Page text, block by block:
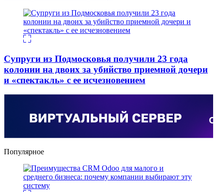
Супруги из Подмосковья получили 23 года
колонии на двоих за убийство приемной дочери
и «спектакль» с ее исчезновением
Популярное